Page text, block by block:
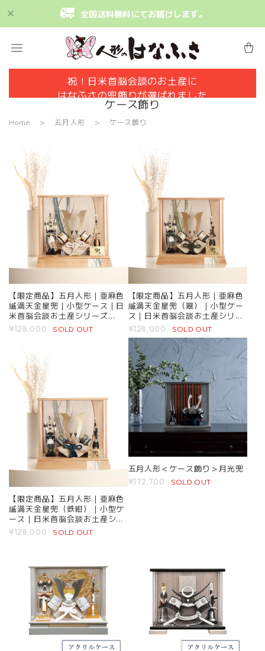
全国送料無料にてお届けします。
祝！日米首脳会談のお土産に
はなふさの兜飾りが選ばれました
ケース飾り
Home 五月人形 ケース飾り
【限定商品】五月人形｜亜麻色
縅満天金星兜｜小型ケース｜日
米首脳会談お土産シリーズ
｜
¥128,000 SOLD OUT
【限定商品】五月人形｜亜麻色
縅満天金星兜（翠）｜小型ケー
ス｜日米首脳会談お土産シリー
ズ｜
¥128,000 SOLD OUT
【限定商品】五月人形｜亜麻色
縅満天金星兜（鉄紺）｜小型ケ
ース｜日米首脳会談お土産シリ
ーズ｜
¥128,000 SOLD OUT
五月人形＜ケース飾り＞月光兜
¥172,700 SOLD OUT